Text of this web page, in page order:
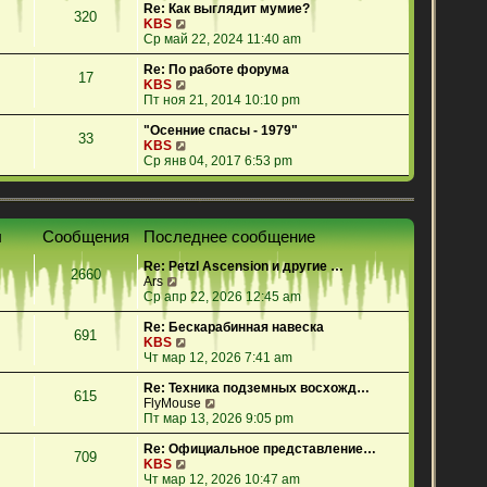
е
т
и
к
о
с
л
д
н
м
у
с
о
б
щ
е
н
ю
320
Re: Как выглядит мумие?
KBS
е
р
е
т
и
к
о
с
е
д
н
м
у
с
о
о
щ
е
н
и
ю
Ср май 22, 2024 11:40 am
17
Re: По работе форума
KBS
е
р
е
т
и
п
о
с
е
д
н
е
м
с
о
о
б
щ
е
н
ю
Пт ноя 21, 2014 10:10 pm
33
"Осенние спасы - 1979"
KBS
е
р
й
т
и
п
о
с
л
е
н
е
м
у
с
о
о
щ
Ср янв 04, 2017 6:53 pm
Сообщения Последнее сообщение
2660
Re: Petzl Ascension и другие …
Ars
П
е
р
е
й
т
и
к
п
о
с
л
е
д
Ср апр 22, 2026 12:45 am
691
Re: Бескарабинная навеска
KBS
е
р
е
й
т
и
к
о
Чт мар 12, 2026 7:41 am
615
Re: Техника подземных восхожд…
FlyMouse
е
р
е
т
Пт мар 13, 2026 9:05 pm
709
Re: Официальное представление…
KBS
е
Чт мар 12, 2026 10:47 am